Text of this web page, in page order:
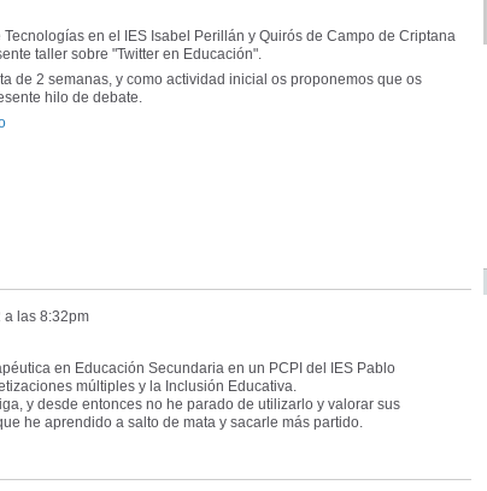
en el IES Isabel Perillán y Quirós de Campo de Criptana
taller sobre "Twitter en Educación".
de 2 semanas, y como actividad inicial os proponemos que os
hilo de debate.
a las 8:32pm
en Educación Secundaria en un PCPI del IES Pablo
múltiples y la Inclusión Educativa.
y desde entonces no he parado de utilizarlo y valorar sus
he aprendido a salto de mata y sacarle más partido.